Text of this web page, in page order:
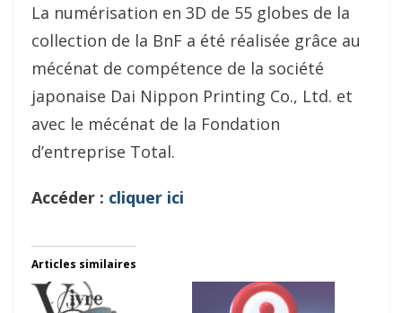
La numérisation en 3D de 55 globes de la
collection de la BnF a été réalisée grâce au
mécénat de compétence de la société
japonaise Dai Nippon Printing Co., Ltd. et
avec le mécénat de la Fondation
d’entreprise Total.
Accéder : cliquer ici
Articles similaires